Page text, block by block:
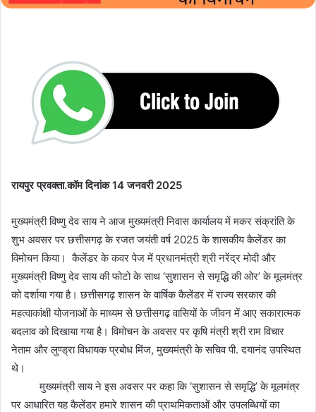
रायपुर प्रवक्ता.कॉम दिनांक 14 जनवरी 2025
मुख्यमंत्री विष्णु देव साय ने आज मुख्यमंत्री निवास कार्यालय में मकर संक्रांति के
शुभ अवसर पर छत्तीसगढ़ के रजत जयंती वर्ष 2025 के शासकीय कैलेंडर का
विमोचन किया। कैलेंडर के कवर पेज में प्रधानमंत्री श्री नरेंद्र मोदी और
मुख्यमंत्री विष्णु देव साय की फोटो के साथ ‘सुशासन से समृद्धि की ओर’ के मूलमंत्र
को दर्शाया गया है। छत्तीसगढ़ शासन के वार्षिक कैलेंडर में राज्य सरकार की
महत्वाकांक्षी योजनाओं के माध्यम से छत्तीसगढ़ वासियों के जीवन में आए सकारात्मक
बदलाव को दिखाया गया है। विमोचन के अवसर पर कृषि मंत्री श्री राम विचार
नेताम और लुण्ड्रा विधायक प्रबोध मिंज, मुख्यमंत्री के सचिव पी. दयानंद उपस्थित
थे।
मुख्यमंत्री साय ने इस अवसर पर कहा कि ‘सुशासन से समृद्धि’ के मूलमंत्र
पर आधारित यह कैलेंडर हमारे शासन की प्राथमिकताओं और उपलब्धियों का